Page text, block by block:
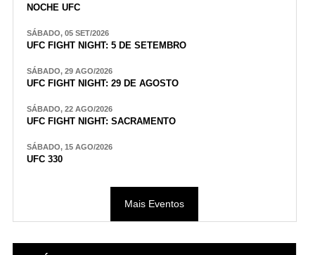
NOCHE UFC
SÁBADO, 05 SET/2026
UFC FIGHT NIGHT: 5 DE SETEMBRO
SÁBADO, 29 AGO/2026
UFC FIGHT NIGHT: 29 DE AGOSTO
SÁBADO, 22 AGO/2026
UFC FIGHT NIGHT: SACRAMENTO
SÁBADO, 15 AGO/2026
UFC 330
Mais Eventos